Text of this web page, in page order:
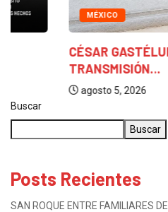
MÉXICO
CÉSAR GASTÉLUM FUE
TRANSMISIÓN...
agosto 5, 2026
Buscar
Buscar
Posts Recientes
SAN ROQUE ENTRE FAMILIARES